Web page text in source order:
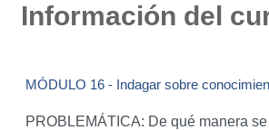
Información del
MÓDULO 16 - Indagar sobre
PROBLEMÁTICA: De qué manera